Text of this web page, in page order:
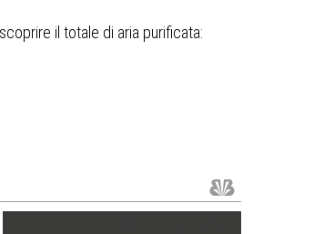
il totale di aria purificata: